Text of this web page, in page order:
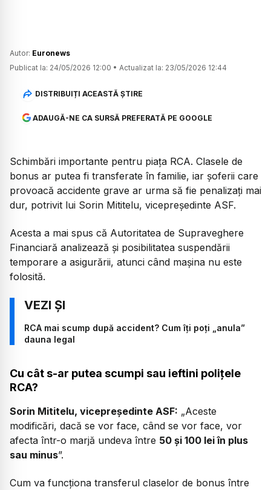
Autor: Euronews
Publicat la: 24/05/2026 12:00 • Actualizat la: 23/05/2026 12:44
DISTRIBUIȚI ACEASTĂ ȘTIRE
ADAUGĂ-NE CA SURSĂ PREFERATĂ PE GOOGLE
Schimbări importante pentru piața RCA. Clasele de
bonus ar putea fi transferate în familie, iar șoferii care
provoacă accidente grave ar urma să fie penalizați mai
dur, potrivit lui Sorin Mititelu, vicepreședinte ASF.
Acesta a mai spus că Autoritatea de Supraveghere
Financiară analizează și posibilitatea suspendării
temporare a asigurării, atunci când mașina nu este
folosită.
RCA mai scump după accident? Cum îți poți „anula”
dauna legal
Cu cât s-ar putea scumpi sau ieftini polițele
RCA?
Sorin Mititelu, vicepreședinte ASF: „Aceste
modificări, dacă se vor face, când se vor face, vor
afecta într-o marjă undeva între 50 și 100 lei în plus
sau minus”.
Cum va funcționa transferul claselor de bonus între